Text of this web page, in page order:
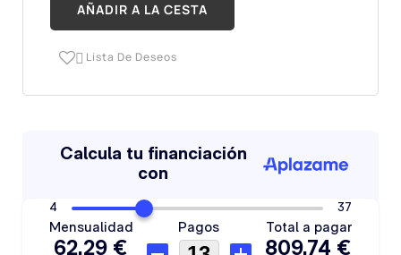
AÑADIR A LA CESTA
 Lista De Deseos